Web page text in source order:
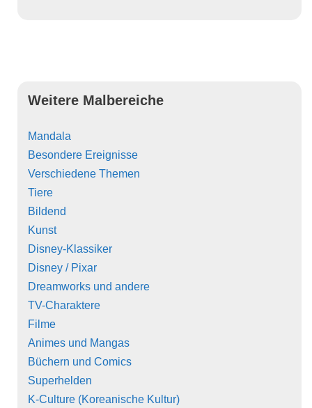
Weitere Malbereiche
Mandala
Besondere Ereignisse
Verschiedene Themen
Tiere
Bildend
Kunst
Disney-Klassiker
Disney / Pixar
Dreamworks und andere
TV-Charaktere
Filme
Animes und Mangas
Büchern und Comics
Superhelden
K-Culture (Koreanische Kultur)